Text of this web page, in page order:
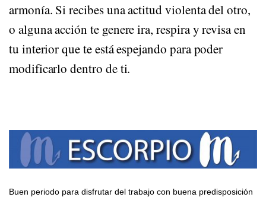
armonía. Si recibes una actitud violenta del otro,
o alguna acción te genere ira, respira y revisa en
tu interior que te está espejando para poder
modificarlo dentro de ti.
Buen periodo para disfrutar del trabajo con buena predisposición